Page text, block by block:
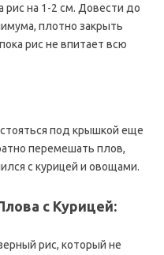
рис на 1-2 см. Довести до
плотно закрыть
рис не впитает всю
под крышкой еще
перемешать плов,
с курицей и овощами.
с Курицей:
рис, который не